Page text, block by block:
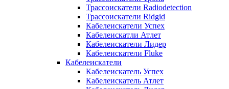
Трассоискатели Radiodetection
Трассоискатели Ridgid
Кабелеискатели Успех
Кабелеискатли Атлет
Кабелеискатели Лидер
Кабелеискатели Fluke
Кабелеискатели
Кабелеискатель Успех
Кабелеискатель Атлет